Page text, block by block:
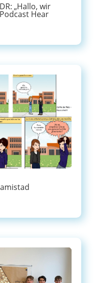
„Hallo, wir
Hear